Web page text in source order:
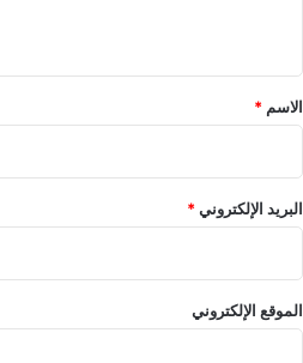
*
الاسم *
البريد الإلكتروني*
الموقع الإلكتروني